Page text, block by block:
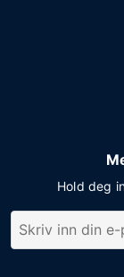
Hold deg